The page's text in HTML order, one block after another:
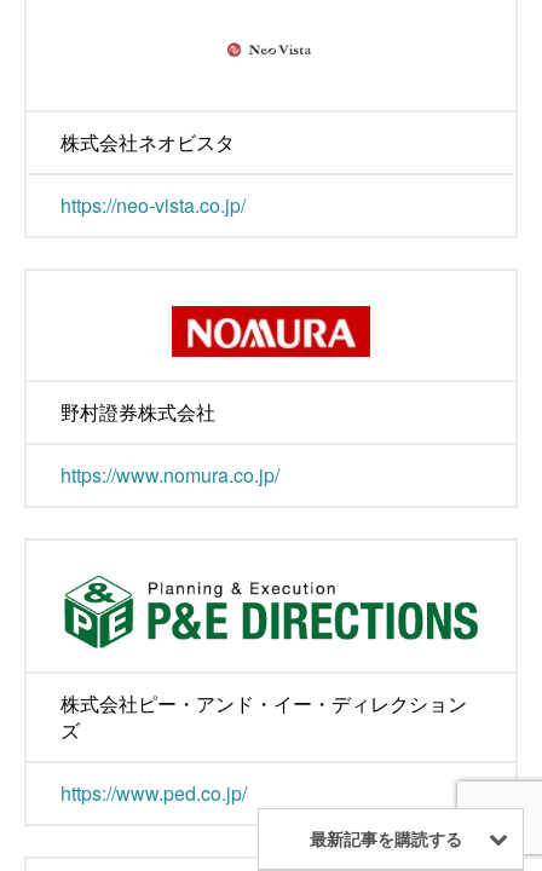
株式会社ネオビスタ
https://neo-vista.co.jp/
野村證券株式会社
https://www.nomura.co.jp/
株式会社ピー・アンド・イー・ディレクション
ズ
https://www.ped.co.jp/
最新記事を購読する